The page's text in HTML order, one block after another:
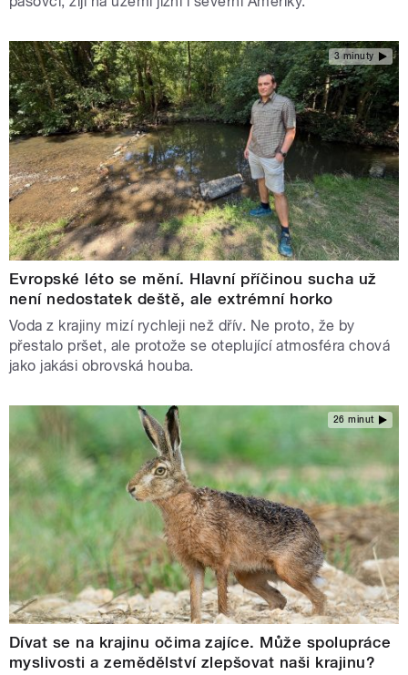
3 minuty
Evropské léto se mění. Hlavní příčinou sucha už
není nedostatek deště, ale extrémní horko
Voda z krajiny mizí rychleji než dřív. Ne proto, že by
přestalo pršet, ale protože se oteplující atmosféra chová
jako jakási obrovská houba.
26 minut
Dívat se na krajinu očima zajíce. Může spolupráce
myslivosti a zemědělství zlepšovat naši krajinu?